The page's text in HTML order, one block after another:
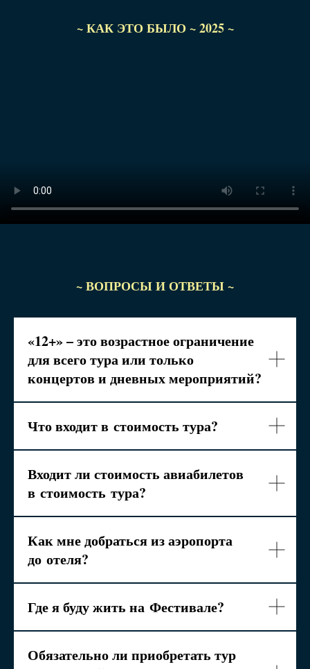
~ КАК ЭТО БЫЛО ~ 2025 ~
~ ВОПРОСЫ И ОТВЕТЫ ~
«12+» – это возрастное ограничение
для всего тура или только
концертов и дневных мероприятий?
Что входит в стоимость тура?
Входит ли стоимость авиабилетов
в стоимость тура?
Как мне добраться из аэропорта
до отеля?
Где я буду жить на Фестивале?
Обязательно ли приобретать тур